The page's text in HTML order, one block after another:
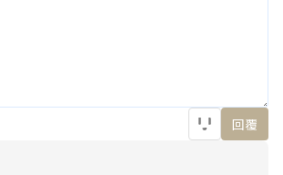
回覆